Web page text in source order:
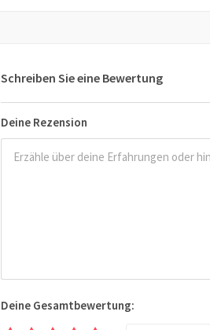
Schreiben Sie eine Bewertung
Deine Rezension
Deine Gesamtbewertung: